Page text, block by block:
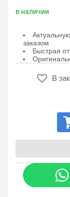
в наличии
заказом
Быстрая
В